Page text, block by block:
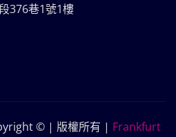
376巷1號1樓
© | 版權所有 | Frankfurt